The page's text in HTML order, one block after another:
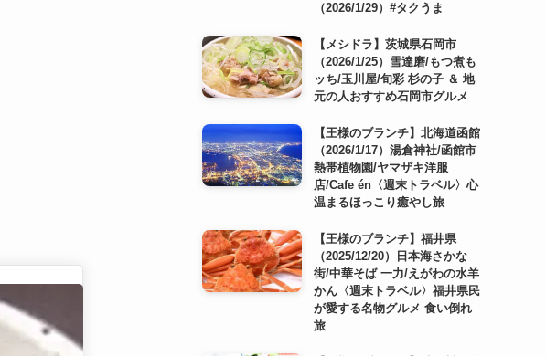
（2026/1/29）#タクうま
【メシドラ】茨城県石岡市
（2026/1/25）雪達磨/もつ煮も
ッち/玉川屋/旬彩 杉の子 ＆ 地
元の人おすすめ石岡市グルメ
【王様のブランチ】北海道函館
（2026/1/17）湯倉神社/函館市
熱帯植物園/ヤマザキ洋服
店/Cafe én〈週末トラベル〉心
温まるほっこり癒やし旅
【王様のブランチ】福井県
（2025/12/20）日本海さかな
街/中華そば 一力/えがわの水羊
かん〈週末トラベル〉福井県民
が愛する名物グルメ 食い倒れ
旅